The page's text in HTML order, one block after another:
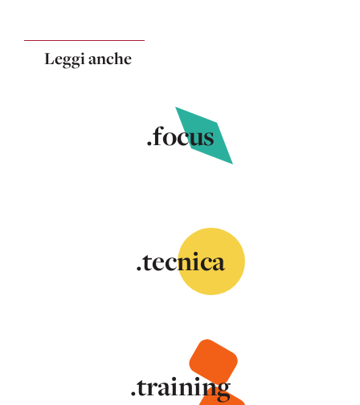
Leggi anche
.focus
.tecnica
.training